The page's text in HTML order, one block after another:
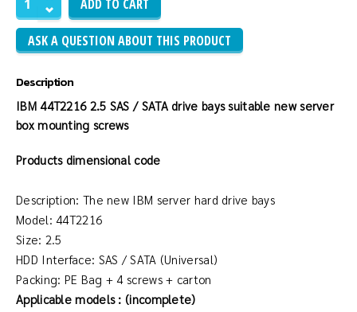
ASK A QUESTION ABOUT THIS PRODUCT
Description
IBM 44T2216 2.5 SAS / SATA drive bays suitable new server
box mounting screws
Products dimensional code
Description: The new IBM server hard drive bays
Model: 44T2216
Size: 2.5
HDD Interface: SAS / SATA (Universal)
Packing: PE Bag + 4 screws + carton
Applicable models : (incomplete)